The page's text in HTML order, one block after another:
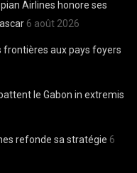
Airlines honore ses
6 août 2026
frontières aux pays foyers
le Gabon in extremis
refonde sa stratégie 6